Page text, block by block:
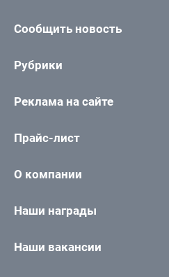
Сообщить новость
Рубрики
Реклама на сайте
Прайс-лист
О компании
Наши награды
Наши вакансии